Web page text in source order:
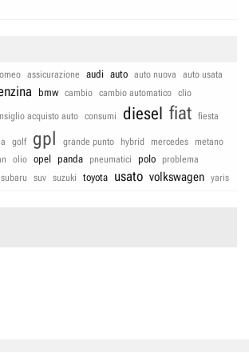
assicurazione audi auto auto nuova
auto usata
bmw cambio cambio automatico clio
acquisto auto consumi diesel fiat fiesta
golf gpl grande punto hybrid mercedes
metano
olio opel panda pneumatici polo
problema
subaru suv suzuki toyota usato volkswagen yaris